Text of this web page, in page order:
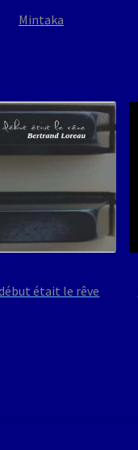
Mintaka
était le rêve